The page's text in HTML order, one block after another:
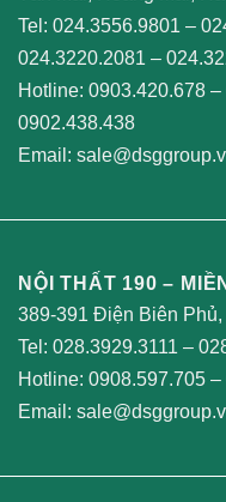
Tel: 024.3556.9801 –
024.3220.2081 –
Hotline: 0903.420.678 –
0902.438.438
Email:
NỘI THẤT 190 –
389-391 Điện Biên Phủ,
Tel: 028.3929.3111 –
Hotline: 0908.597.705 –
Email: